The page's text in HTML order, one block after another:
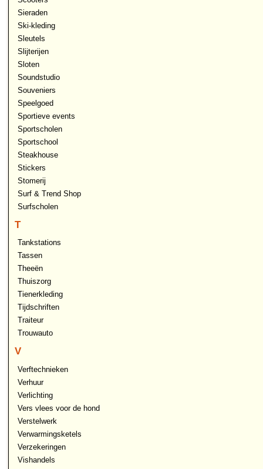
Sieraden
Ski-kleding
Sleutels
Slijterijen
Sloten
Soundstudio
Souveniers
Speelgoed
Sportieve events
Sportscholen
Sportschool
Steakhouse
Stickers
Stomerij
Surf & Trend Shop
Surfscholen
T
Tankstations
Tassen
Theeën
Thuiszorg
Tienerkleding
Tijdschriften
Traiteur
Trouwauto
V
Verftechnieken
Verhuur
Verlichting
Vers vlees voor de hond
Verstelwerk
Verwarmingsketels
Verzekeringen
Vishandels